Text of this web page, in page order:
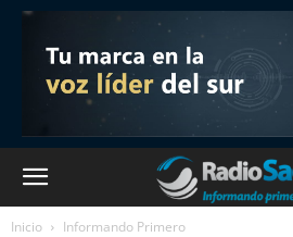
Inicio Informando Primero